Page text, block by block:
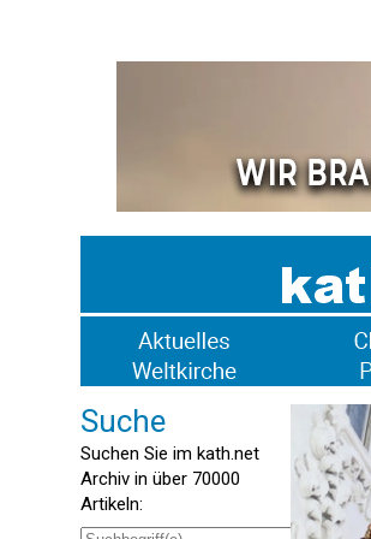
Suche
Suchen Sie im kath.net
Archiv in über 70000
Artikeln: